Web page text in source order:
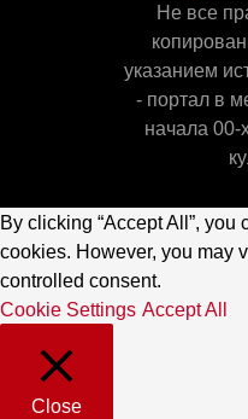
Не все
указанием
- портал в
начала 00-
By clicking “Accept All”, you
cookies. However, you may
controlled consent.
Cookie Settings Accept All
Close